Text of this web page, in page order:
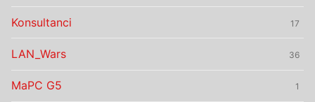
Konsultanci 17
LAN_Wars 36
MaPC G5 1